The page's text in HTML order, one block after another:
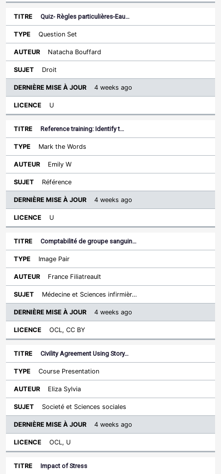
Quiz- Règles particulières-Eau…
Question Set
Natacha Bouffard
Droit
4 weeks ago
U
Reference training: Identify t…
Mark the Words
Emily W
Référence
4 weeks ago
U
Comptabilité de groupe sanguin…
Image Pair
France Filiatreault
Médecine et Sciences infirmièr…
4 weeks ago
OCL, CC BY
Civility Agreement Using Story…
Course Presentation
Eliza Sylvia
Societé et Sciences sociales
4 weeks ago
OCL, U
Impact of Stress